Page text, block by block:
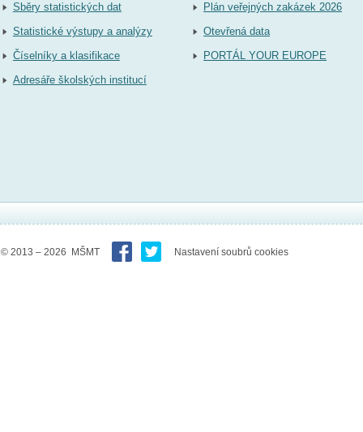
Sběry statistických dat
Statistické výstupy a analýzy
Číselníky a klasifikace
Adresáře školských institucí
Plán veřejných zakázek 2026
Otevřená data
PORTÁL YOUR EUROPE
© 2013 – 2026 MŠMT Nastavení soubrů cookies